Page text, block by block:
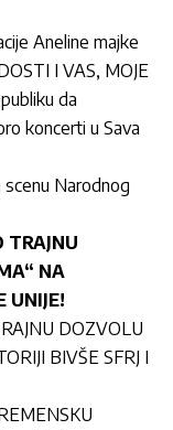
Aneline majke
I VAS, MOJE
da
koncerti u Sava
Narodnog
TRAJNU
NA
UNIJE!
DOZVOLU
BIVŠE SFRJ I